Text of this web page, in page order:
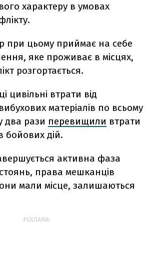
характеру в умовах
при цьому приймає на себе
яке проживає в місцях,
розгортається.
цивільні втрати від
матеріалів по всьому
два рази перевищили втрати
бойових дій.
активна фаза
права мешканців
мали місце, залишаються
РЕКЛАМА: